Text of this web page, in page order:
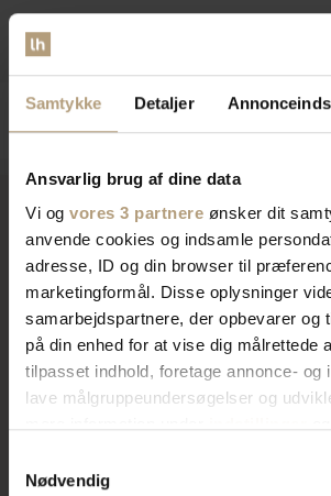
Samtykke Detaljer
Ansvarlig brug af dine data
Vi og vores 3 partnere ønsker dit
anvende cookies og indsamle
adresse, ID og din browser til
marketingformål. Disse oplysninger
samarbejdspartnere, der opbevarer og
på din enhed for at vise dig målrettede
tilpasset indhold, foretage annonce- og
lave målgruppeundersøgelser og
tilbage eller ændre indstillinger fra vores
Nødvendig
Vi erspecialister
indretning af
erhvervslokaler​
farverigt interiør. Vi har skænke, TV-borde,